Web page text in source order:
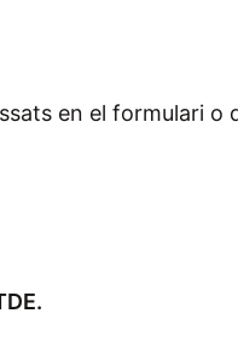
en el formulari o